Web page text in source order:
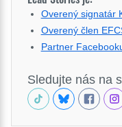
Overený signatár
Overený člen
Partner
Sledujte nás na